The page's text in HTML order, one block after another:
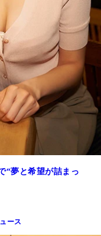
“夢と希望が詰まっ
ース